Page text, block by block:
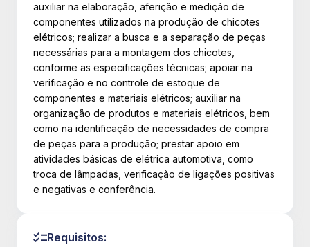
auxiliar na elaboração, aferição e medição de
componentes utilizados na produção de chicotes
elétricos; realizar a busca e a separação de peças
necessárias para a montagem dos chicotes,
conforme as especificações técnicas; apoiar na
verificação e no controle de estoque de
componentes e materiais elétricos; auxiliar na
organização de produtos e materiais elétricos, bem
como na identificação de necessidades de compra
de peças para a produção; prestar apoio em
atividades básicas de elétrica automotiva, como
troca de lâmpadas, verificação de ligações positivas
e negativas e conferência.
Requisitos: